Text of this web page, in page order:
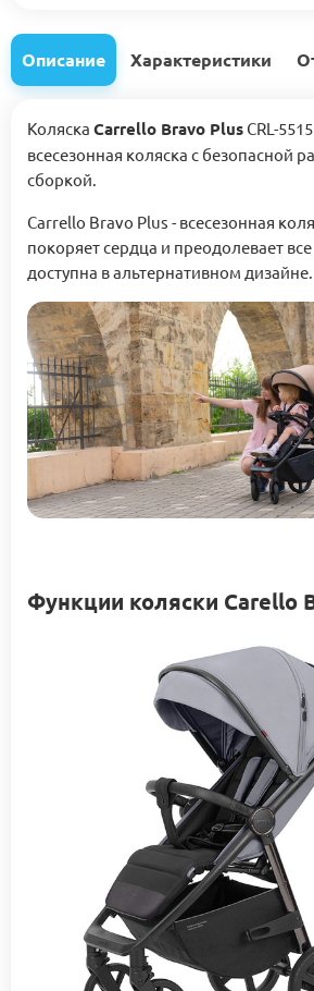
Описание Характеристики
Коляска Carrello Bravo Plus CRL-
всесезонная коляска с безопасной
сборкой.
Carrello Bravo Plus - всесезонная
покоряет сердца и преодолевает
доступна в альтернативном дизайне.
Функции коляски Carello